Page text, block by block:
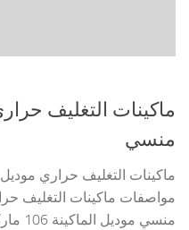
ماكينات التغليف
منسي
منسي